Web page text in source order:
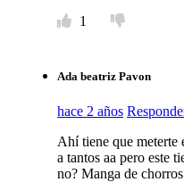
1
Ada beatriz Pavon
hace 2 años
Ahí tiene que meterte
a tantos aa pero este
no? Manga de